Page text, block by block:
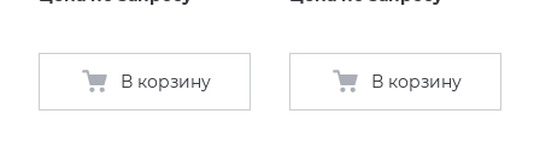
В корзину В корзину